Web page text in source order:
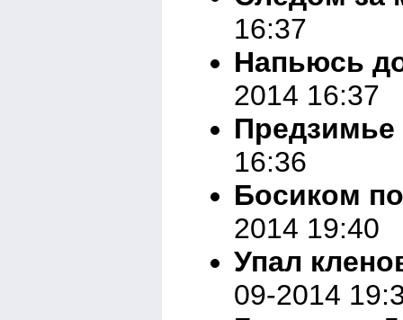
16:37
Напьюсь
2014 16:37
Предзимье
16:36
Босиком
2014 19:40
Упал
09-2014